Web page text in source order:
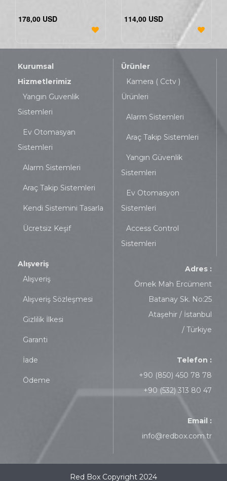
178,00 USD 114,00 USD
Kurumsal
Hizmetlerimiz
Yangın Guvenlik
Sistemleri
Ev Otomasyan
Sistemleri
Alarm Sistemleri
Araç Takip Sistemleri
Kendi Sistemini Tasarla
Ücretsiz Keşif
Ürünler
Kamera ( Cctv )
Ürünleri
Alarm Sistemleri
Araç Takip Sistemleri
Yangın Güvenlik
Sistemleri
Ev Otomasyon
Sistemleri
Access Control
Sistemleri
Alışveriş
Alışveriş
Alışveriş Sözleşmesi
Gizlilik İlkesi
Garanti
İade
Ödeme
Adres :
Örnek Mah Ercüment
Batanay Sk. No:25
Ataşehir / İstanbul
/ Türkiye
Telefon :
+90 (850) 450 78 78
+90 (532) 313 80 47
Email :
info@redbox.com.tr
Red Box Copyright 2024